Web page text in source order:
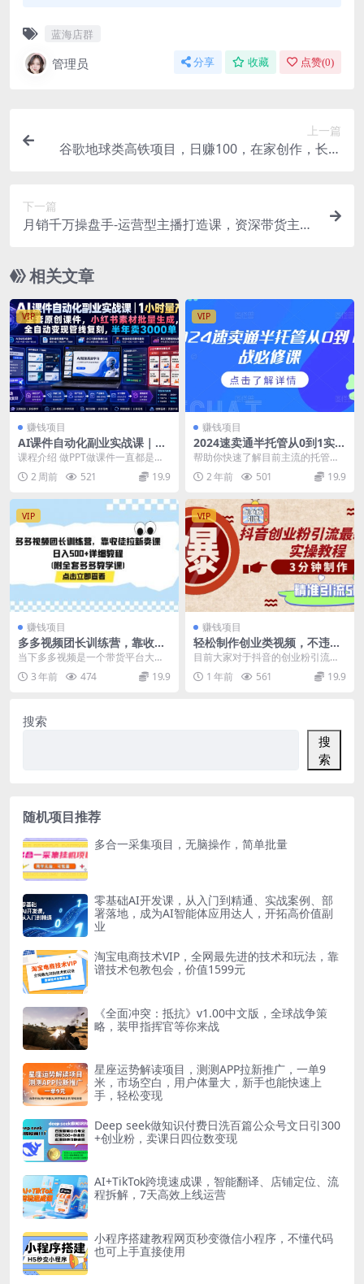
蓝海店群
管理员 分享 收藏 点赞(0)
上一篇
谷歌地球类高铁项目，日赚100，在家创作，长期
下一篇
月销千万操盘手-运营型主播打造课，资深带货主播
相关文章
VIP
赚钱项目
AI课件自动化副业实战课｜1
小时量产全套原创课件，小红
书素材批量生成，全自动变现
管线复刻，半年卖3000单
课程介绍 做PPT做课件一直都是一
个刚性需求非常旺盛的赛道，你打
开小红书，淘宝，...
2 周前 521 19.9
VIP
赚钱项目
2024速卖通半托管从0到1实战
必修课，掌握通投广告打法、
熟悉速卖通半托管的政策细节
帮助你快速了解目前主流的托管模
式的全链路操作流程、能独立运营
课程目录： 01....
2 年前 501 19.9
VIP
赚钱项目
多多视频团长训练营，靠收徒
拉新卖课，日入500+详细教程
当下多多视频是一个带货平台大热
门，很多新手小白都在做多多带
货，但是很多连爆款任务...
3 年前 474 19.9
VIP
赚钱项目
轻松制作创业类视频，不违
规、不封号，可矩阵批量发
布，一天被动加精准粉500+
目前大家对于抖音的创业粉引流还
是存在一个很大的误区的，例如：
去发那种：项目拆解、...
1 年前 561 19.9
搜索
搜
索
随机项目推荐
多合一采集项目，无脑操作，简单批量
零基础AI开发课，从入门到精通、实战案例、部
署落地，成为AI智能体应用达人，开拓高价值副
业
淘宝电商技术VIP，全网最先进的技术和玩法，靠
谱技术包教包会，价值1599元
《全面冲突：抵抗》v1.00中文版，全球战争策
略，装甲指挥官等你来战
星座运势解读项目，测测APP拉新推广，一单9
米，市场空白，用户体量大，新手也能快速上
手，轻松变现
Deep seek做知识付费日洗百篇公众号文日引300
+创业粉，卖课日四位数变现
AI+TikTok跨境速成课，智能翻译、店铺定位、流
程拆解，7天高效上线运营
小程序搭建教程网页秒变微信小程序，不懂代码
也可上手直接使用